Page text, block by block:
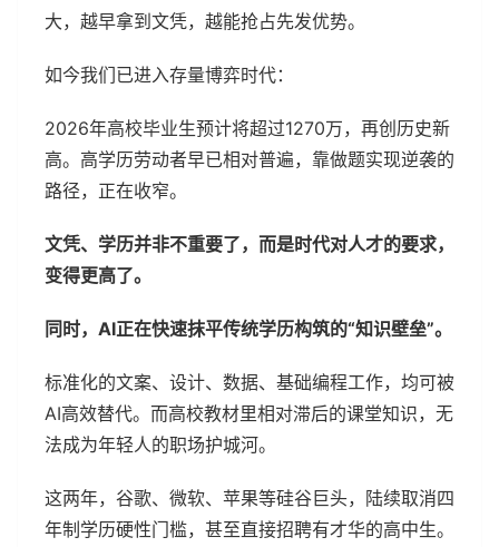
大，越早拿到文凭，越能抢占先发优势。
如今我们已进入存量博弈时代：
2026年高校毕业生预计将超过1270万，再创历史新
高。高学历劳动者早已相对普遍，靠做题实现逆袭的
路径，正在收窄。
文凭、学历并非不重要了，而是时代对人才的要求，
变得更高了。
同时，AI正在快速抹平传统学历构筑的“知识壁垒”。
标准化的文案、设计、数据、基础编程工作，均可被
AI高效替代。而高校教材里相对滞后的课堂知识，无
法成为年轻人的职场护城河。
这两年，谷歌、微软、苹果等硅谷巨头，陆续取消四
年制学历硬性门槛，甚至直接招聘有才华的高中生。